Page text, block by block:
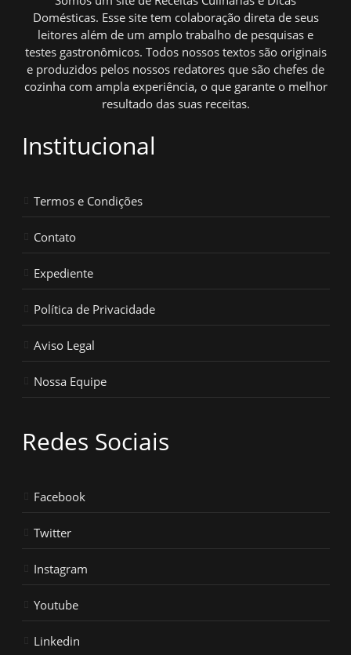
Domésticas. Esse site tem colaboração direta de seus
leitores além de um amplo trabalho de pesquisas e
testes gastronômicos. Todos nossos textos são originais
e produzidos pelos nossos redatores que são chefes de
cozinha com ampla experiência, o que garante o melhor
resultado das suas receitas.
Institucional
Termos e Condições
Contato
Expediente
Política de Privacidade
Aviso Legal
Nossa Equipe
Redes Sociais
Facebook
Twitter
Instagram
Youtube
Linkedin